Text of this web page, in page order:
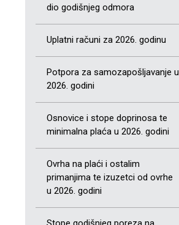
dio godišnjeg odmora
Uplatni računi za 2026. godinu
Potpora za samozapošljavanje u
2026. godini
Osnovice i stope doprinosa te
minimalna plaća u 2026. godini
Ovrha na plaći i ostalim
primanjima te izuzetci od ovrhe
u 2026. godini